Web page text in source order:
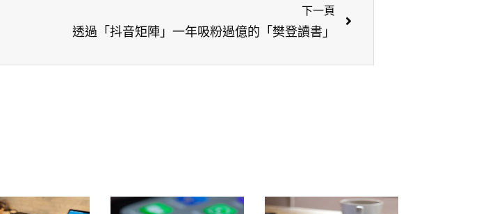
下一頁
透過「抖音矩陣」一年吸粉過億的「樊登讀書」